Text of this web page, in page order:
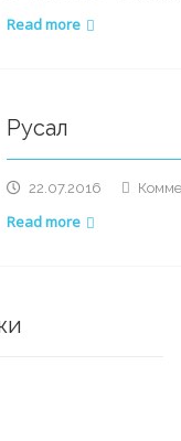
Read more
Русал
22.07.2016
Read more